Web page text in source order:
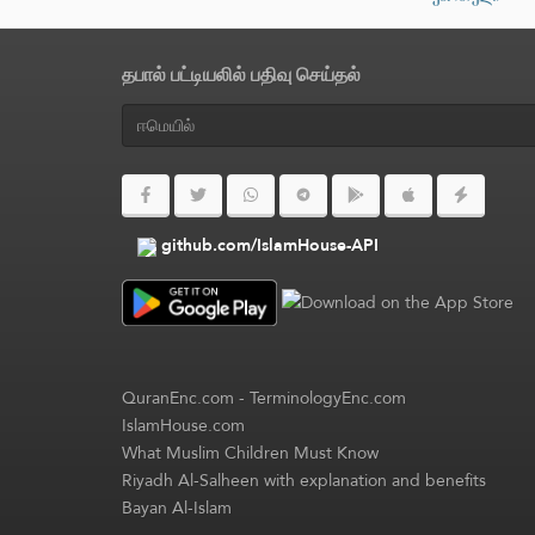
தபால் பட்டியலில் பதிவு செய்தல்
github.com/IslamHouse-API
QuranEnc.com-TerminologyEnc.com
IslamHouse.com
What Muslim Children Must Know
Riyadh Al-Salheen with explanation and benefits
Bayan Al-Islam